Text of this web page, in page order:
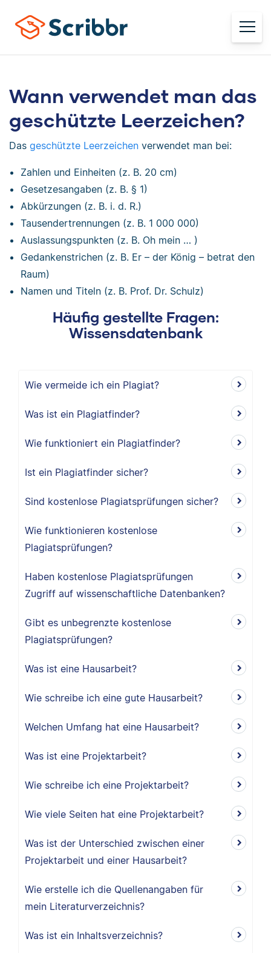
Wann verwendet man das
geschützte Leerzeichen?
Das geschützte Leerzeichen verwendet man bei:
Zahlen und Einheiten (z. B. 20 cm)
Gesetzesangaben (z. B. § 1)
Abkürzungen (z. B. i. d. R.)
Tausendertrennungen (z. B. 1 000 000)
Auslassungspunkten (z. B. Oh mein … )
Gedankenstrichen (z. B. Er – der König – betrat den
Raum)
Namen und Titeln (z. B. Prof. Dr. Schulz)
Häufig gestellte Fragen:
Wissensdatenbank
Wie vermeide ich ein Plagiat?
Was ist ein Plagiatfinder?
Wie funktioniert ein Plagiatfinder?
Ist ein Plagiatfinder sicher?
Sind kostenlose Plagiatsprüfungen sicher?
Wie funktionieren kostenlose
Plagiatsprüfungen?
Haben kostenlose Plagiatsprüfungen
Zugriff auf wissenschaftliche Datenbanken?
Gibt es unbegrenzte kostenlose
Plagiatsprüfungen?
Was ist eine Hausarbeit?
Wie schreibe ich eine gute Hausarbeit?
Welchen Umfang hat eine Hausarbeit?
Was ist eine Projektarbeit?
Wie schreibe ich eine Projektarbeit?
Wie viele Seiten hat eine Projektarbeit?
Was ist der Unterschied zwischen einer
Projektarbeit und einer Hausarbeit?
Wie erstelle ich die Quellenangaben für
mein Literaturverzeichnis?
Was ist ein Inhaltsverzeichnis?